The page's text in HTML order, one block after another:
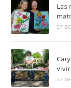
Las
27
vivir
22